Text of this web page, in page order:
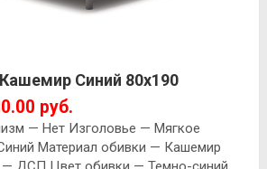
Синий 80х190
руб.
— Нет Изголовье — Мягкое
Материал обивки — Кашемир